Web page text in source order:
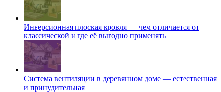
Инверсионная плоская кровля — чем отличается от
классической и где её выгодно применять
Система вентиляции в деревянном доме — естественная
и принудительная